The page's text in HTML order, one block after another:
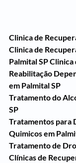
Clinica de
Clinica de
Palmital SP
Reabilitação
em Palmital SP
Tratamento do
SP
Tratamentos para
Quimicos em
Tratamento de
Clínicas de